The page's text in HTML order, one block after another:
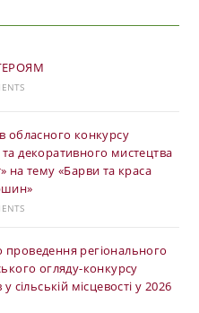
обласного конкурсу
декоративного мистецтва
на тему «Барви та краса
регіонального
огляду-конкурсу
сільській місцевості у 2026